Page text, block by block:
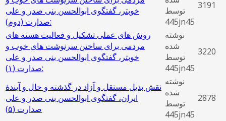
خوبتر، گفتگوی ابوالحسن بنی صدر و علی
صدارت (دوم):
توسط
445jn45
3191
روش ‌های عملی تشکیل و فعالیت هسته‌ های
مردمی برای ساختن سرنوشت های خوب و
خوبتر، گفتگوی ابوالحسن بنی صدر و علی
صدارت (١):
نوشته
شده
توسط
445jn45
3220
نقش بدیل مستقل و آزاد در گذشته و حال و آیندۀ
ایران، گفتگوی ابوالحسن بنی صدر و علی
صدارت (‌۵)
نوشته
شده
توسط
445jn45
2878